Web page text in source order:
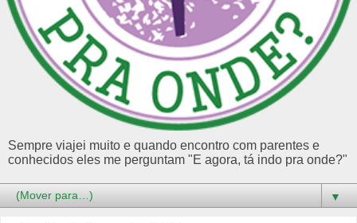
Sempre viajei muito e quando encontro com parentes e
conhecidos eles me perguntam "E agora, tá indo pra onde?"
▼